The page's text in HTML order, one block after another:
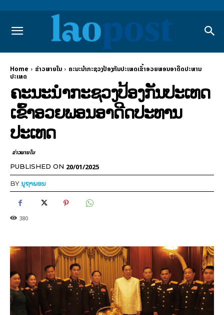
Home ຂ່າວພາຍ​ໃນ
ຄະນະນຳກະຊວງປ້ອງກັນປະເທດເຂົ້າອວຍພອນອາດີດປະທານ
ປະເທດ
ຄະນະນຳກະຊວງປ້ອງກັນປະເທດ
ເຂົ້າອວຍພອນອາດີດປະທານ
ປະເທດ
ຂ່າວພາຍ​ໃນ
PUBLISHED ON 20/01/2025
BYນຸຖາພອນ
380